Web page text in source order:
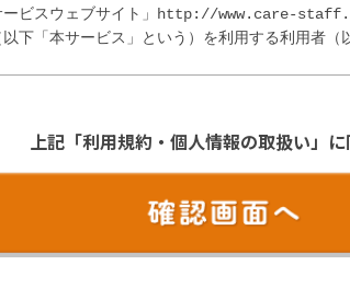
ービスウェブサイト」http://www.care-
下「本サービス」という）を利用する利用者（
点で、本規約の内容を全て承諾したものとみなす
よび責任において、本サイトを利用または、当
力した情報の正確性について責任を負うものと
よって登録内容を修正するものとする。
上記「利用規約・個人情報の取扱い」